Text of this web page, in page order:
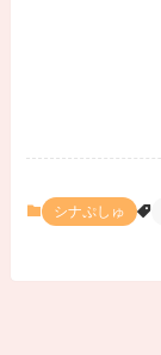
シナぷしゅ